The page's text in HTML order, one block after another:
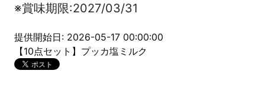
※賞味期限:2027/03/31
提供開始日: 2026-05-17 00:00:00
【10点セット】プッカ塩ミルク